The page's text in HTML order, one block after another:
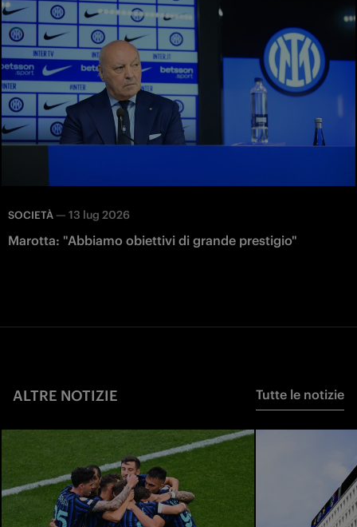
SOCIETÀ — 13 lug 2026
Marotta: "Abbiamo obiettivi di grande prestigio"
ALTRE NOTIZIE Tutte le notizie